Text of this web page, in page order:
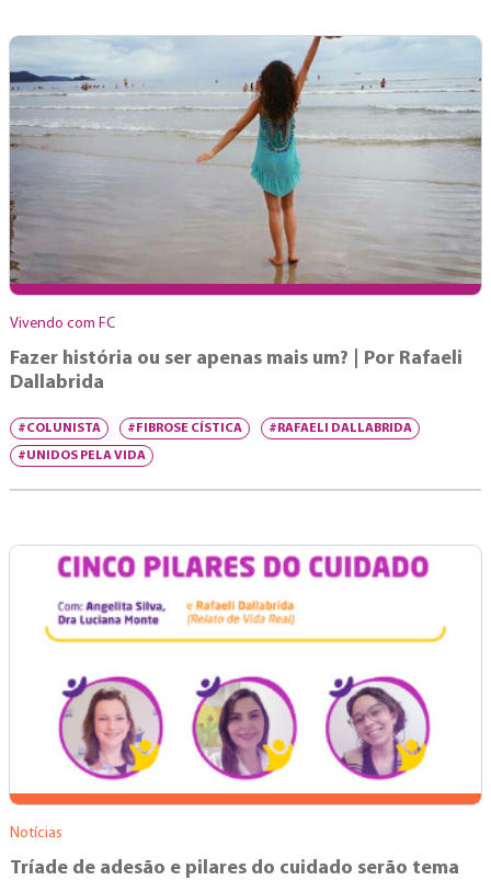
Vivendo com FC
Fazer história ou ser apenas mais um? | Por Rafaeli
Dallabrida
#COLUNISTA #FIBROSE CÍSTICA #RAFAELI DALLABRIDA
#UNIDOS PELA VIDA
Notícias
Tríade de adesão e pilares do cuidado serão tema